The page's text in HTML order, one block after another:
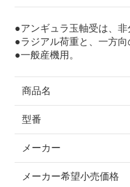
●アンギュラ玉軸受は、
●ラジアル荷重と、一方
●一般産機用。
商品名
型番
メーカー
メーカー希望小売価格